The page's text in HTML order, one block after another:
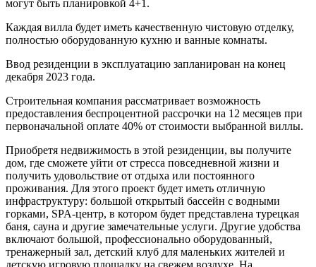
могут быть планировкой 4+1.
Каждая вилла будет иметь качественную чистовую отделку,
полностью оборудованную кухню и ванные комнаты.
Ввод резиденции в эксплуатацию запланирован на конец
декабря 2023 года.
Строительная компания рассматривает возможность
предоставления беспроцентной рассрочки на 12 месяцев при
первоначальной оплате 40% от стоимости выбранной виллы.
Приобретя недвижимость в этой резиденции, вы получите
дом, где сможете уйти от стресса повседневной жизни и
получить удовольствие от отдыха или постоянного
проживания. Для этого проект будет иметь отличную
инфраструктуру: большой открытый бассейн с водными
горками, SPA-центр, в котором будет представлена турецкая
баня, сауна и другие замечательные услуги. Другие удобства
включают большой, профессионально оборудованный,
тренажерный зал, детский клуб для маленьких жителей и